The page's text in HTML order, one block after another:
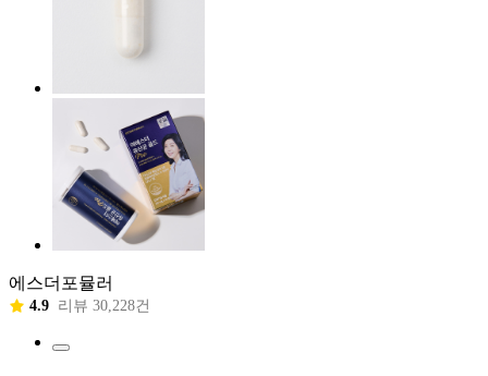
에스더포뮬러
4.9 리뷰 30,228건